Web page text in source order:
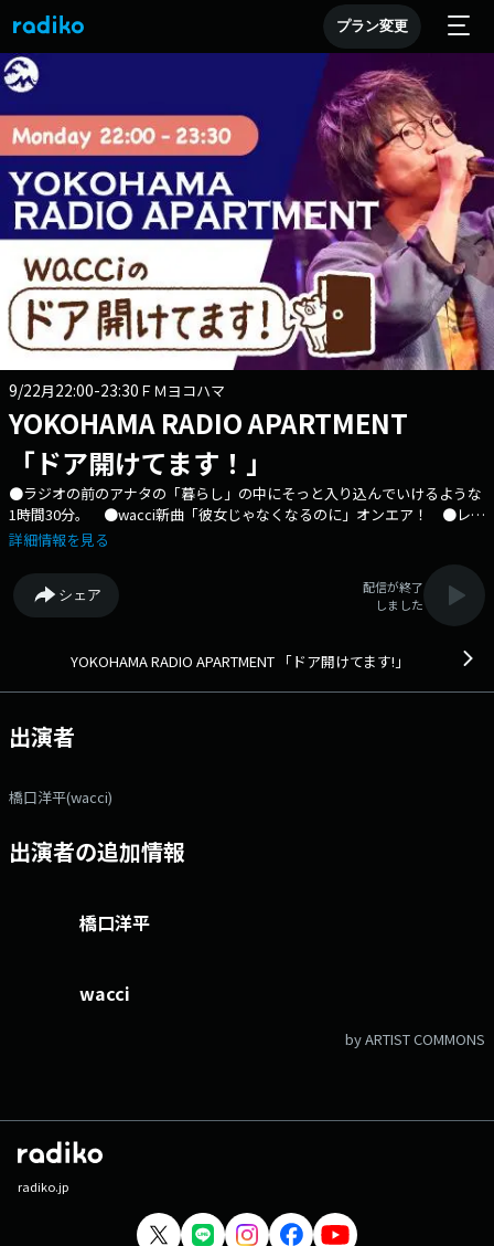
プラン変更
9/22月22:00-23:30 ＦＭヨコハマ
YOKOHAMA RADIO APARTMENT
「ドア開けてます！」
●ラジオの前のアナタの「暮らし」の中にそっと入り込んでいけるような
1時間30分。 ●wacci新曲「彼女じゃなくなるのに」オンエア！ ●レデ
ィアパ公式LINEも開設しました！是非友達に追加してくださいね！ ●番
@radio_apartment X ハッシュタグ：#ワチドア LINEアカウント：
@yra847 メールアドレス：wacci@fmyokohama.jp
詳細情報を見る
シェア
配信が終了
しました
YOKOHAMA RADIO APARTMENT 「ドア開けてます!」
出演者
橋口洋平(wacci)
出演者の追加情報
橋口洋平
wacci
by ARTIST COMMONS
radiko.jp